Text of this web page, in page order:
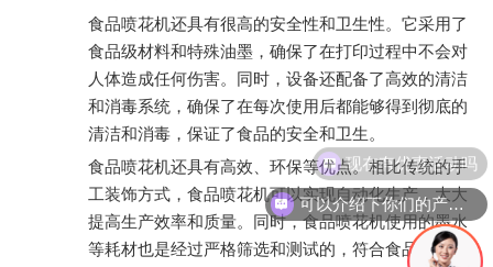
食品喷花机还具有很高的安全性和卫生性。它采用了
食品级材料和特殊油墨，确保了在打印过程中不会对
人体造成任何伤害。同时，设备还配备了高效的清洁
和消毒系统，确保了在每次使用后都能够得到彻底的
清洁和消毒，保证了食品的安全和卫生。
食品喷花机还具有高效、环保等优点。相比传统的手
工装饰方式，食品喷花机可以实现自动化生产，大大
提高生产效率和质量。同时，食品喷花机使用的墨水
等耗材也是经过严格筛选和测试的，符合食品安全标
可以介绍下你们的产品么
现在有优惠活动吗